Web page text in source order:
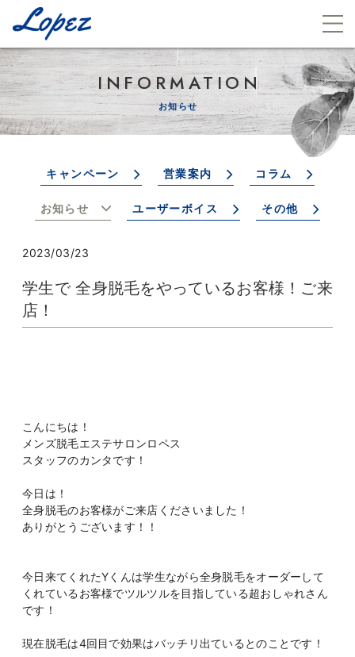
INFORMATION
お知らせ
キャンペーン 営業案内 コラム
お知らせ ユーザーボイス その他
2023/03/23
学生で 全身脱毛をやっているお客様！ご来
店！
こんにちは！
メンズ脱毛エステサロンロペス
スタッフのカンタです！
今日は！
全身脱毛のお客様がご来店くださいました！
ありがとうございます！！
今日来てくれたYくんは学生ながら全身脱毛をオーダーして
くれているお客様でツルツルを目指している超おしゃれさん
です！
現在脱毛は4回目で効果はバッチリ出ているとのことです！